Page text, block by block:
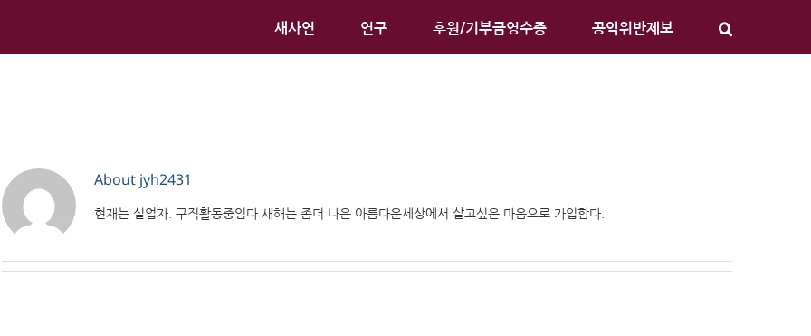
새사연 연구 후원/기부금영수증 공익위반제보
About jyh2431
현재는 실업자. 구직활동중임다 새해는 좀더 나은 아름다운세상에서 살고싶은 마음으로 가입함다.